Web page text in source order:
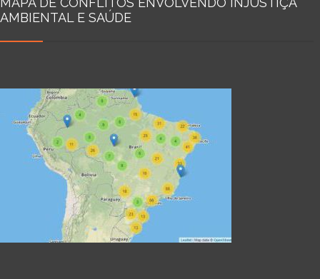
AMBIENTAL E SAÚDE